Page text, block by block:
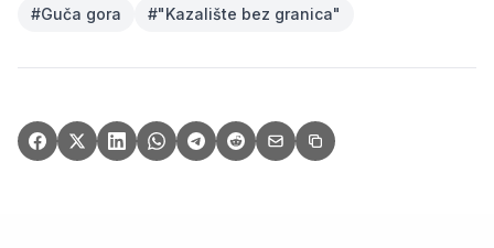
#Guča gora #"Kazalište bez granica"